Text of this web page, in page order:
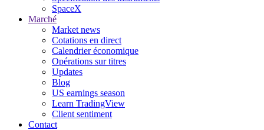
SpaceX
Marché
Market news
Cotations en direct
Calendrier économique
Opérations sur titres
Updates
Blog
US earnings season
Learn TradingView
Client sentiment
Contact